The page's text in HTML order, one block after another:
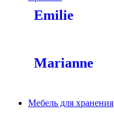
Emilie
Marianne
Мебель для хранения